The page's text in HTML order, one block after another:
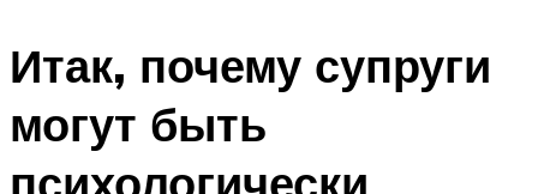
Итак, почему супруги
могут быть